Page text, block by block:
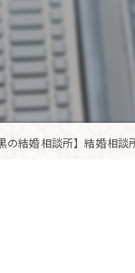
の結婚相談所】結婚相談